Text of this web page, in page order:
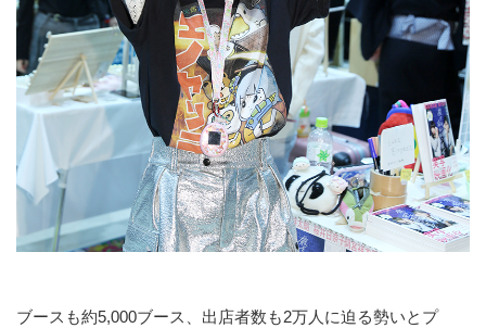
ブースも約5,000ブース、出店者数も2万人に迫る勢いとプ